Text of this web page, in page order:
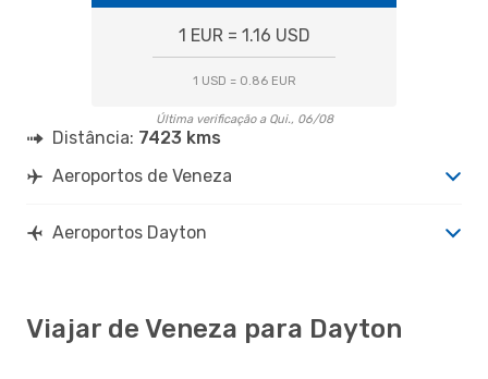
1 EUR = 1.16 USD
1 USD = 0.86 EUR
Última verificação a Qui., 06/08
Distância: 7423 kms
Aeroportos de Veneza
Aeroportos Dayton
Viajar de Veneza para Dayton